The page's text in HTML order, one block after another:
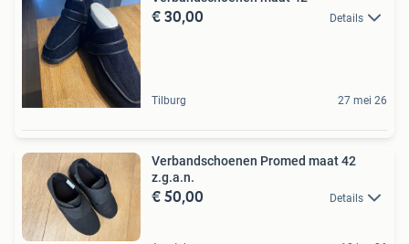
€ 30,00 Details
Tilburg 27 mei 26
Verbandschoenen Promed maat 42
z.g.a.n.
€ 50,00 Details